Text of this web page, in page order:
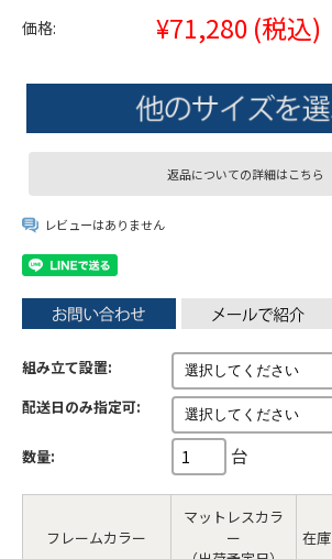
価格: ¥71,280 (税込)
返品についての詳細はこちら
レビューはありません
組み立て設置:
配送日のみ指定可:
数量: 台
フレームカラー
マットレスカラ
ー
在庫